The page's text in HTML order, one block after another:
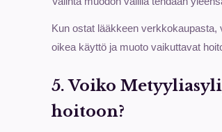
Kun ostat lääkkeen verkkokaupasta,
oikea käyttö ja muoto vaikuttavat
5. Voiko
hoitoon?